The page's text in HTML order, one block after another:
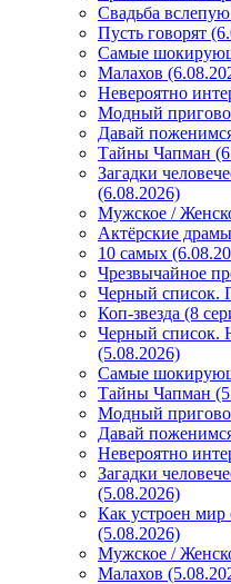
Свадьба
Пусть говорят
Самые
Малахов
Невероятно
Модный
Давай
Тайны Чапман
Загадки
(6.08.2026)
Мужское /
Актёрские
10 самых
Чрезвычайное
Черный список.
Коп-звезда (8
Черный список.
(5.08.2026)
Самые
Тайны Чапман
Модный
Давай
Невероятно
Загадки
(5.08.2026)
Как устроен
(5.08.2026)
Мужское /
Малахов